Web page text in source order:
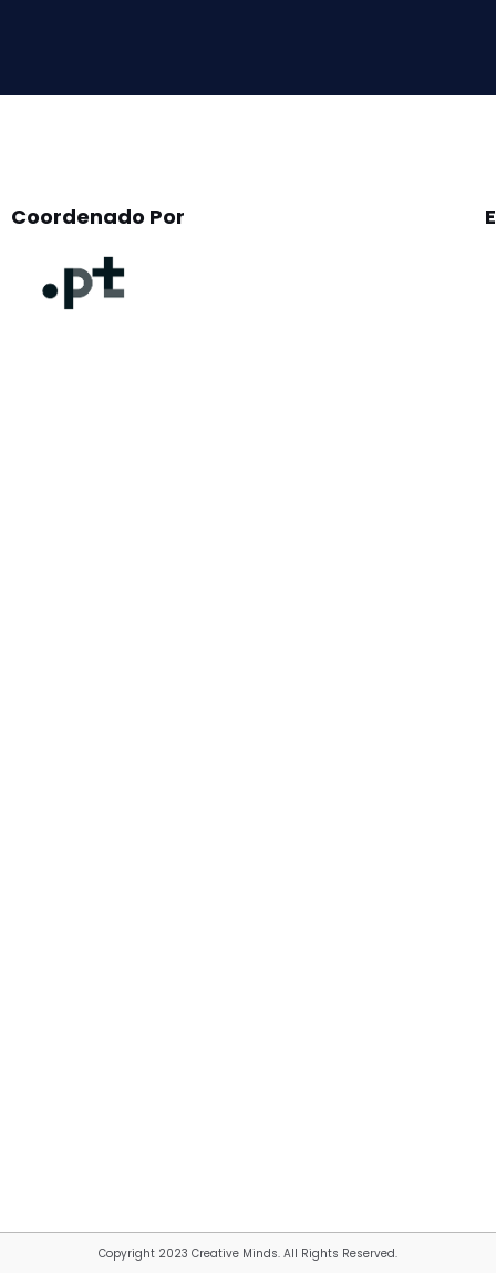
Coordenado Por
Copyright 2023 Creative Minds. All Rights Reserved.